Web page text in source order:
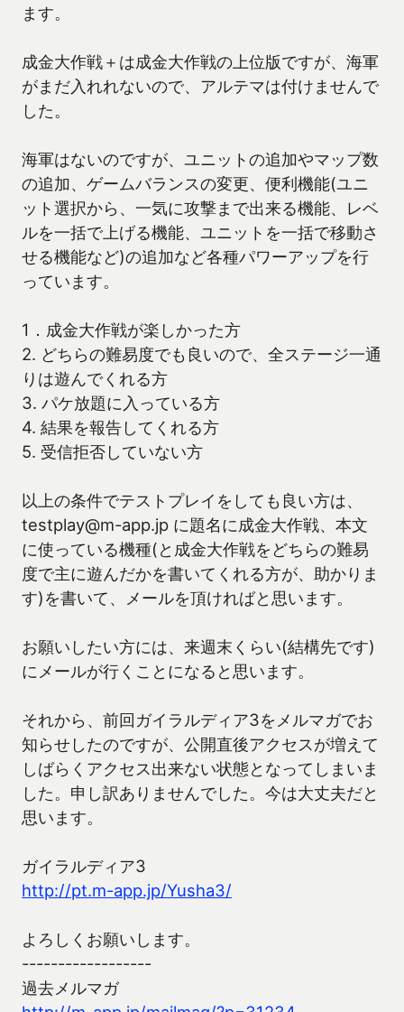
ます。
成金大作戦＋は成金大作戦の上位版ですが、海軍
がまだ入れれないので、アルテマは付けませんで
した。
海軍はないのですが、ユニットの追加やマップ数
の追加、ゲームバランスの変更、便利機能(ユニ
ット選択から、一気に攻撃まで出来る機能、レベ
ルを一括で上げる機能、ユニットを一括で移動さ
せる機能など)の追加など各種パワーアップを行
っています。
1．成金大作戦が楽しかった方
2. どちらの難易度でも良いので、全ステージ一通
りは遊んでくれる方
3. パケ放題に入っている方
4. 結果を報告してくれる方
5. 受信拒否していない方
以上の条件でテストプレイをしても良い方は、
testplay@m-app.jp に題名に成金大作戦、本文
に使っている機種(と成金大作戦をどちらの難易
度で主に遊んだかを書いてくれる方が、助かりま
す)を書いて、メールを頂ければと思います。
お願いしたい方には、来週末くらい(結構先です)
にメールが行くことになると思います。
それから、前回ガイラルディア3をメルマガでお
知らせしたのですが、公開直後アクセスが増えて
しばらくアクセス出来ない状態となってしまいま
した。申し訳ありませんでした。今は大丈夫だと
思います。
ガイラルディア3
http://pt.m-app.jp/Yusha3/
よろしくお願いします。
------------------
過去メルマガ